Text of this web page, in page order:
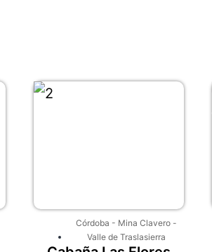
Córdoba - Mina Clavero -
Valle de Traslasierra